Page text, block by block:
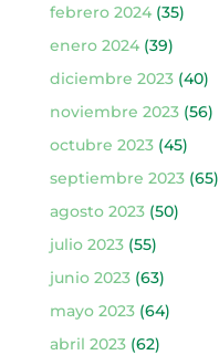
febrero 2024(35)
enero 2024(39)
diciembre 2023(40)
noviembre 2023(56)
octubre 2023(45)
septiembre 2023(65)
agosto 2023(50)
julio 2023(55)
junio 2023(63)
mayo 2023(64)
abril 2023(62)